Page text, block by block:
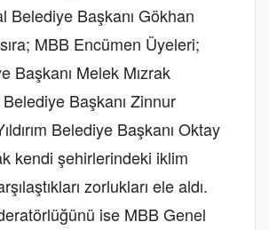
Belediye Başkanı Gökhan
MBB Encümen Üyeleri;
Başkanı Melek Mızrak
Başkanı Zinnur
Belediye Başkanı Oktay
kendi şehirlerindeki iklim
zorlukları ele aldı.
ise MBB Genel